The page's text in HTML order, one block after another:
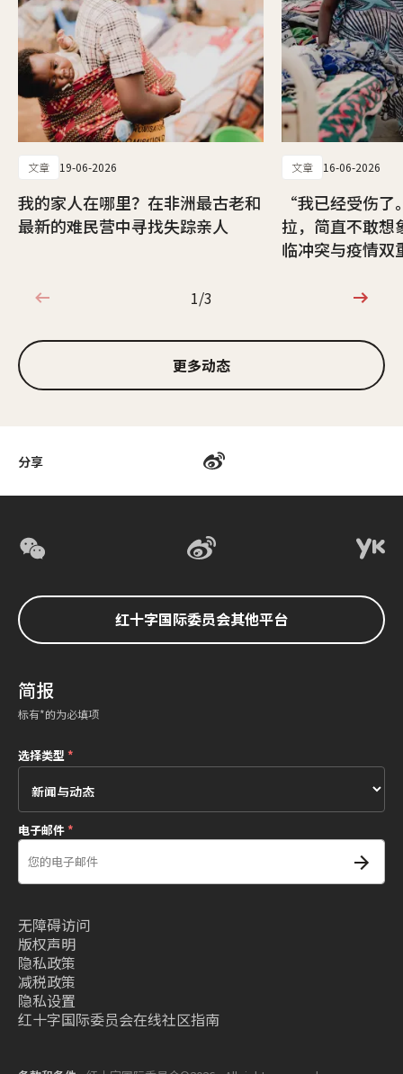
分享
文章 19-06-2026
我的家人在哪里？在非洲最古老和
最新的难民营中寻找失踪亲人
文章 16-06-2026
“我已经受伤了
拉，简直不敢
临冲突与疫情双
1/3
1/3
更多动态
红十字国际委员会其他平台
简报
标有*的为必填项
选择类型*
电子邮件*
无障碍访问
版权声明
隐私政策
减税政策
隐私设置
红十字国际委员会在线社区指南